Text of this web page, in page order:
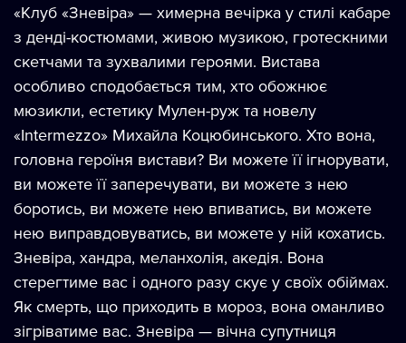
«Клуб «Зневіра» — химерна вечірка у стилі кабаре
з денді-костюмами, живою музикою, гротескними
скетчами та зухвалими героями. Вистава
особливо сподобається тим, хто обожнює
мюзикли, естетику Мулен-руж та новелу
«Intermezzo» Михайла Коцюбинського. Хто вона,
головна героїня вистави? Ви можете її ігнорувати,
ви можете її заперечувати, ви можете з нею
боротись, ви можете нею впиватись, ви можете
нею виправдовуватись, ви можете у ній кохатись.
Зневіра, хандра, меланхолія, акедія. Вона
стерегтиме вас і одного разу скує у своїх обіймах.
Як смерть, що приходить в мороз, вона оманливо
зігріватиме вас. Зневіра — вічна супутниця